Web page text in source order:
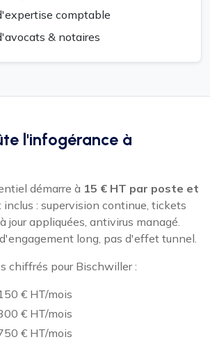
comptable
& notaires
l'infogérance à
démarre à 15 € HT par poste et
inclus : supervision continue, tickets
jour appliquées, antivirus managé.
long, pas d'effet tunnel.
chiffrés pour Bischwiller :
€ HT/mois
€ HT/mois
€ HT/mois